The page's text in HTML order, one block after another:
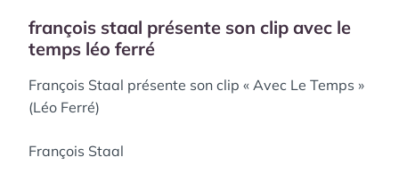
françois staal présente son clip avec le
temps léo ferré
François Staal présente son clip « Avec Le Temps »
(Léo Ferré)
François Staal